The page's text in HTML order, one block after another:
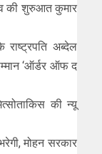
की शुरुआत कुमार
अब्देल
‘ऑर्डर ऑफ द
की न्यू
मोहन सरकार